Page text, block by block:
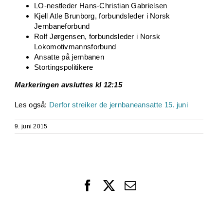
LO-nestleder Hans-Christian Gabrielsen
Kjell Atle Brunborg, forbundsleder i Norsk
Jernbaneforbund
Rolf Jørgensen, forbundsleder i Norsk
Lokomotivmannsforbund
Ansatte på jernbanen
Stortingspolitikere
Markeringen avsluttes kl 12:15
Les også: Derfor streiker de jernbaneansatte 15. juni
9. juni 2015
FacebookEmail